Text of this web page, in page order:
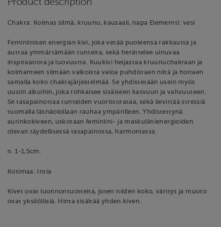
Chakra: Kolmas silmä, kruunu, kausaali, napa Elementti: vesi
Feminiinisen energian kivi, joka vetää puoleensa rakkautta ja
auttaa ymmärtämään tunteita, sekä herättelee uinuvaa
inspiraatiota ja luovuutta. Kuukivi heijastaa kruunuchakraan ja
kolmanteen silmään valkoista valoa puhdistaen niitä ja hoitaen
samalla koko chakrajärjestelmää. Se yhdistetään usein myös
uusiin alkuihin, joka rohkaisee sisäiseen kasvuun ja vahvuuteen.
Se tasapainottaa tunteiden vuoristorataa, sekä lievittää stressiä
tuomalla läsnäolollaan rauhaa ympärilleen. Yhdistettynä
aurinkokiveen, uskotaan feminiini- ja maskuliinienergioiden
olevan täydellisessä tasapainossa, harmoniassa.
n. 1-1,5cm.
Kotimaa: Intia
Kivet ovat luonnontuotteita, joten niiden koko, väritys ja muoto
ovat yksilöllisiä. Hinta sisältää yhden kiven.